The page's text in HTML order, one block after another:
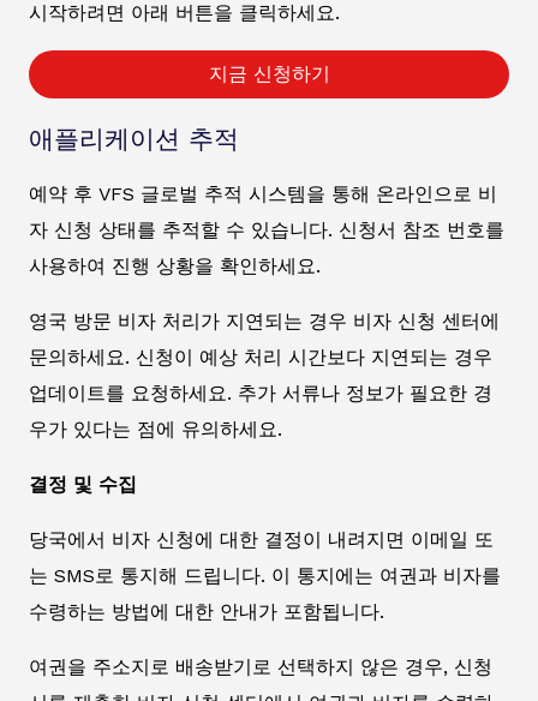
시작하려면 아래 버튼을 클릭하세요.
지금 신청하기
애플리케이션 추적
예약 후 VFS 글로벌 추적 시스템을 통해 온라인으로 비
자 신청 상태를 추적할 수 있습니다. 신청서 참조 번호를
사용하여 진행 상황을 확인하세요.
영국 방문 비자 처리가 지연되는 경우 비자 신청 센터에
문의하세요. 신청이 예상 처리 시간보다 지연되는 경우
업데이트를 요청하세요. 추가 서류나 정보가 필요한 경
우가 있다는 점에 유의하세요.
결정 및 수집
당국에서 비자 신청에 대한 결정이 내려지면 이메일 또
는 SMS로 통지해 드립니다. 이 통지에는 여권과 비자를
수령하는 방법에 대한 안내가 포함됩니다.
여권을 주소지로 배송받기로 선택하지 않은 경우, 신청